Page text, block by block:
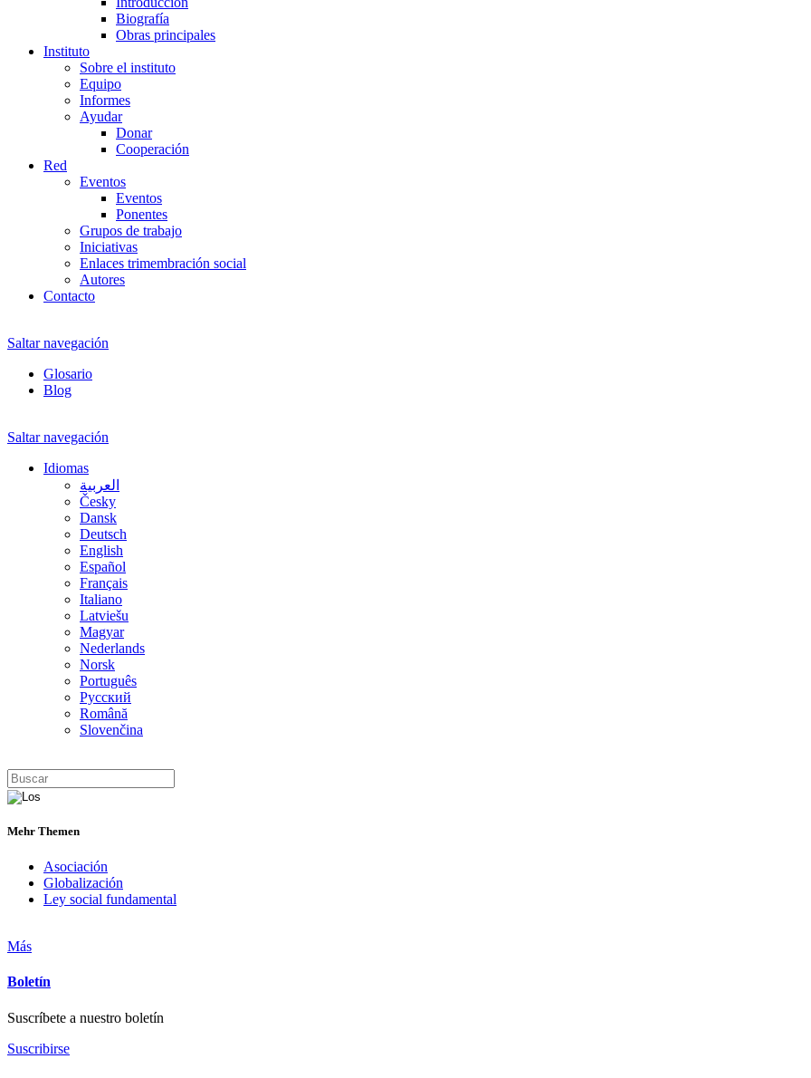
Biografía
Obras principales
Instituto
Sobre el instituto
Equipo
Informes
Ayudar
Donar
Cooperación
Red
Eventos
Eventos
Ponentes
Grupos de trabajo
Iniciativas
Enlaces trimembración social
Autores
Contacto
Saltar navegación
Glosario
Blog
Saltar navegación
Idiomas
العربية
Česky
Dansk
Deutsch
English
Español
Français
Italiano
Latviešu
Magyar
Nederlands
Norsk
Português
Русский
Română
Slovenčina
Mehr Themen
Asociación
Globalización
Ley social fundamental
Más
Boletín
Suscríbete a nuestro boletín
Suscribirse